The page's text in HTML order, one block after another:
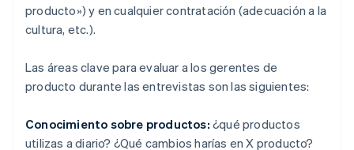
producto») y en cualquier contratación (adecuación a la
cultura, etc.).
Las áreas clave para evaluar a los gerentes de
producto durante las entrevistas son las siguientes:
Conocimiento sobre productos: ¿qué productos
utilizas a diario? ¿Qué cambios harías en X producto?